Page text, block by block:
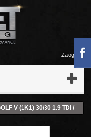
Zaloguj się
V (1K1) 30/30 1.9 TDI /